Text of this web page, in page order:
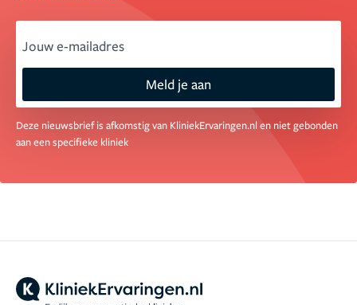
Meld je aan
Deze nieuwsbrief is afkomstig van KliniekErvaringen.nl en niet gebonden
aan een specifieke kliniek